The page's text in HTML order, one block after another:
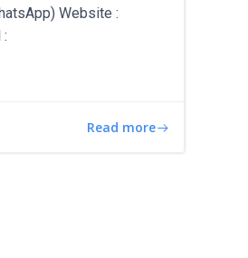
Website :
Read more